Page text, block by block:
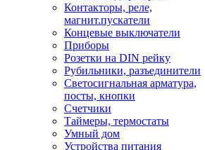
Контакторы, реле,
магнит.пускатели
Концевые выключатели
Приборы
Розетки на DIN рейку
Рубильники, разъединители
Светосигнальная арматура,
посты, кнопки
Счетчики
Таймеры, термостаты
Умный дом
Устройства питания